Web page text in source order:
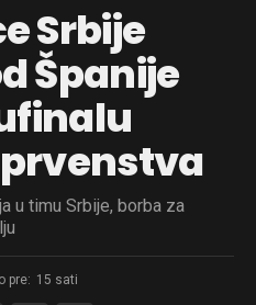
Srbije
Španije
u timu Srbije, borba za
pre: 15 sati